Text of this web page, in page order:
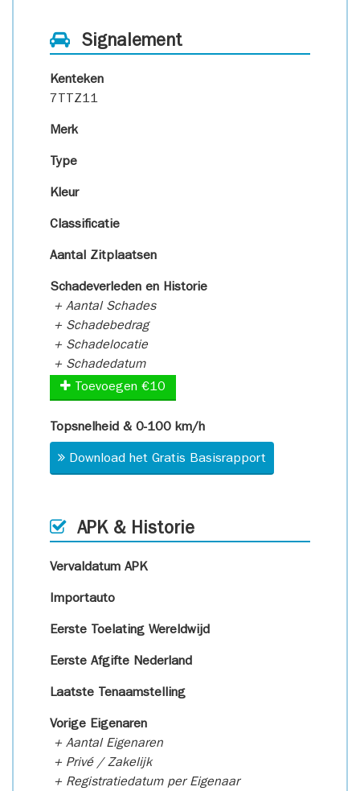
Signalement
Kenteken
7TTZ11
Merk
Type
Kleur
Classificatie
Aantal Zitplaatsen
Schadeverleden en Historie
+ Aantal Schades
+ Schadebedrag
+ Schadelocatie
+ Schadedatum
Toevoegen €10
Topsnelheid & 0-100 km/h
Download het Gratis Basisrapport
APK & Historie
Vervaldatum APK
Importauto
Eerste Toelating Wereldwijd
Eerste Afgifte Nederland
Laatste Tenaamstelling
Vorige Eigenaren
+ Aantal Eigenaren
+ Privé / Zakelijk
+ Registratiedatum per Eigenaar